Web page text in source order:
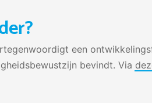
een
bevindt. Via